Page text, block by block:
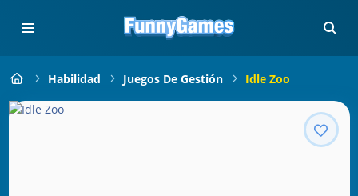
Habilidad Juegos De Gestión Idle Zoo